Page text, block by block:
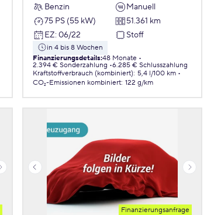
Benzin
Manuell
75 PS (55 kW)
51.361 km
EZ: 06/22 Stoff
in 4 bis 8 Wochen
Finanzierungsdetails:48 Monate
2.394 € Sonderzahlung 6.285 € Schlusszahlung
Kraftstoffverbrauch (kombiniert): 5,4 l/100 km
CO₂-Emissionen kombiniert: 122 g/km
Finanzierungsanfrage